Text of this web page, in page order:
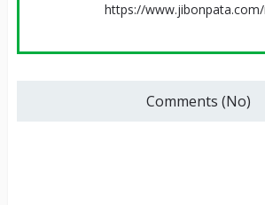
https://
Comments (No)